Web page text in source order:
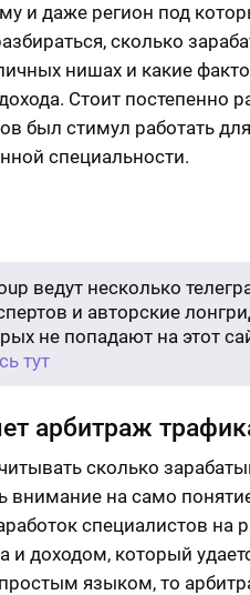
и даже регион под
сколько
нишах и какие
Стоит постепенно
был стимул работать
специальности.
ведут несколько
и авторские
не попадают на этот
тут
арбитраж
сколько
внимание на само
специалистов на
и доходом, который
языком, то